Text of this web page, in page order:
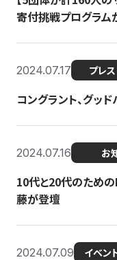
寄付挑戦プログラム
2024.07.17 プレ
コングラント、グッ
2024.07.16 お
10代と20代のため
藤が登壇
2024.07.09 イベン